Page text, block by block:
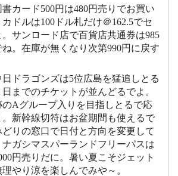
カード500円は480円売りでお買い
ドルは100ドル札だけ＠162.5でセ
サンロード店で百貨店共通券は985
。在庫が無くなり次第990円に戻す
ドラゴンズは5位広島を猛追しとる
までのチケットが並んどるでよ。
Aグループ入りを目指しとるで応
新幹線切符はお盆期間も使えるで
りの窓口で日付と方向を変更して
ガシマスパーランドフリーパスは
円売りだに。暑い夏こそジェット
やり涼を楽しんでみや～。